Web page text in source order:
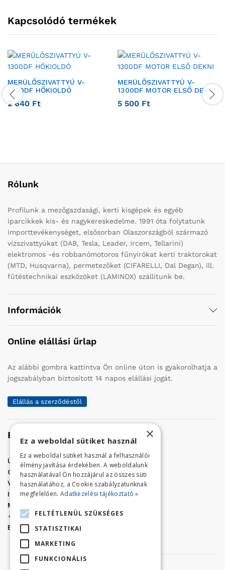
Kapcsolódó termékek
MERÜLŐSZIVATTYÚ V-
1300DF HŐKIOLDÓ
2 640 Ft
MERÜLŐSZIVATTYÚ V-
1300DF MOTOR ELSŐ DEKNI
5 500 Ft
Rólunk
Profilunk a mezőgazdasági, kerti kisgépek és egyéb
iparcikkek kis- és nagykereskedelme. 1991 óta folytatunk
importtevékenységet, elsősorban Olaszországból származó
vízszivattyúkat (DAB, Tesla, Leader, Ircem, Tellarini)
elektromos -és robbanómotoros fűnyírókat kerti traktorokat
(MTD, Husqvarna), permetezőket (CIFARELLI, Dal Degan), ill.
fűtéstechnikai eszközöket (LAMINOX) szállítunk be.
Információk
Online elállási űrlap
Az alábbi gombra kattintva Ön online úton is gyakorolhatja a
jogszabályban biztosított 14 napos elállási jogát.
Elállás a szerződéstől
Elérhetőség
Üzletünk címe:
Szolnok, Vércse út 17.
Golf Center Áruház:06 (56) 423-324
VÁR-Kert Áruház: 06 (56) 429-771
Iroda:06 (56) 421-857
Megrendelés, termék információ:
+36 (70) 938-3356
E-mail:
golfaruhaz@gmail.com
×
Ez a weboldal sütiket használ
Ez a weboldal sütiket használ a felhasználói
élmény javítása érdekében. A weboldalunk
használatával Ön hozzájárul az összes süti
használatához, a Cookie szabályzatunknak
megfelelően. Adatkezelési tájékoztató »
FELTÉTLENÜL SZÜKSÉGES
STATISZTIKAI
MARKETING
FUNKCIONÁLIS